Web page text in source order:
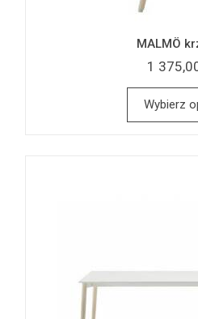
MALMÖ
1
Wybierz